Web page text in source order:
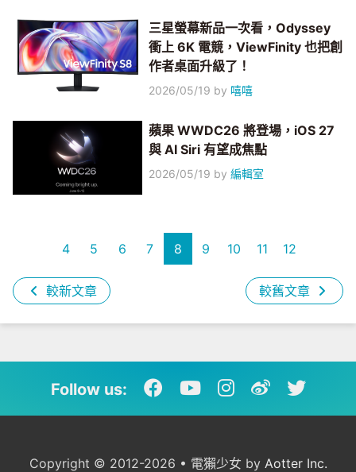
三星螢幕新品一次看，Odyssey
衝上 6K 電競，ViewFinity 也把創
作者桌面升級了！
2026/05/19 by 嘻嘻
蘋果 WWDC26 將登場，iOS 27
與 AI Siri 有望成焦點
2026/05/19 by編輯室
較新文章
4 5 6 7 8 9 10 11 12
較舊文章
Follow us:
Copyright © 2012-2026 • 電獺少女 by Aotter Inc.